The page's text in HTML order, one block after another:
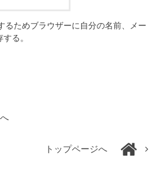
るためブラウザーに自分の名前、メー
る。
トップページへ